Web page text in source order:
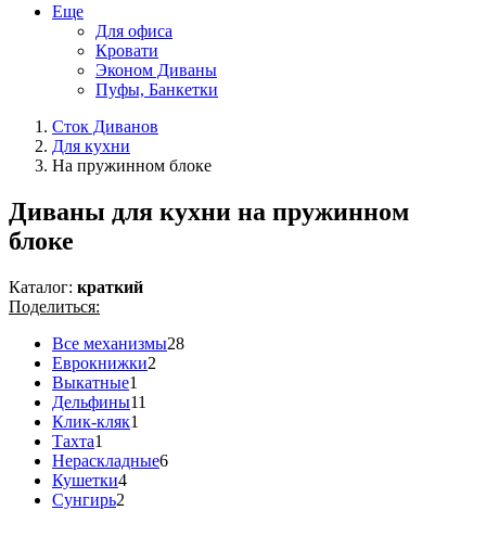
Еще
Для офиса
Кровати
Эконом Диваны
Пуфы, Банкетки
Сток Диванов
Для кухни
На пружинном блоке
Диваны для кухни на пружинном
блоке
Каталог: краткий
Поделиться:
Все механизмы28
Еврокнижки2
Выкатные1
Дельфины11
Клик-кляк1
Тахта1
Нераскладные6
Кушетки4
Сунгирь2